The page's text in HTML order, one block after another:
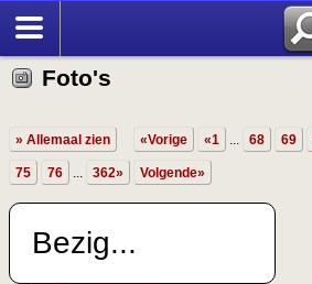
Foto's
» Allemaal zien «Vorige «1 ... 68 69
75 76 ... 362» Volgende»
Bezig...